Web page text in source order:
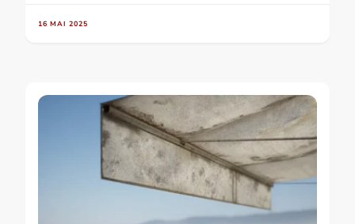
16 MAI 2025